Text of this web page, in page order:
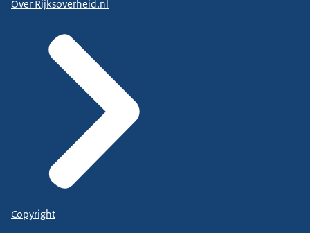
Over Rijksoverheid.nl
Copyright